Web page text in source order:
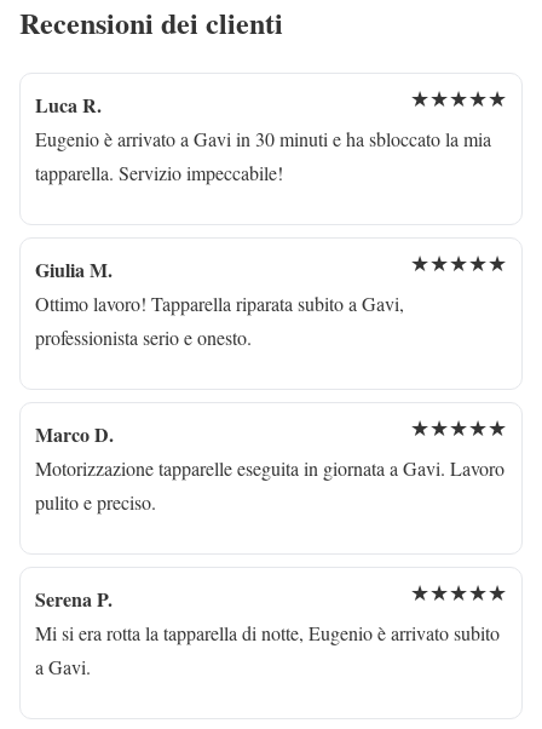
Recensioni dei clienti
Luca R. ★★★★★
Eugenio è arrivato a Gavi in 30 minuti e ha sbloccato la mia
tapparella. Servizio impeccabile!
Giulia M. ★★★★★
Ottimo lavoro! Tapparella riparata subito a Gavi,
professionista serio e onesto.
Marco D. ★★★★★
Motorizzazione tapparelle eseguita in giornata a Gavi. Lavoro
pulito e preciso.
Serena P. ★★★★★
Mi si era rotta la tapparella di notte, Eugenio è arrivato subito
a Gavi.